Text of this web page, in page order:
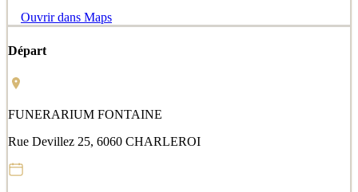
Ouvrir dans Maps
Départ
FUNERARIUM FONTAINE
Rue Devillez 25, 6060 CHARLEROI